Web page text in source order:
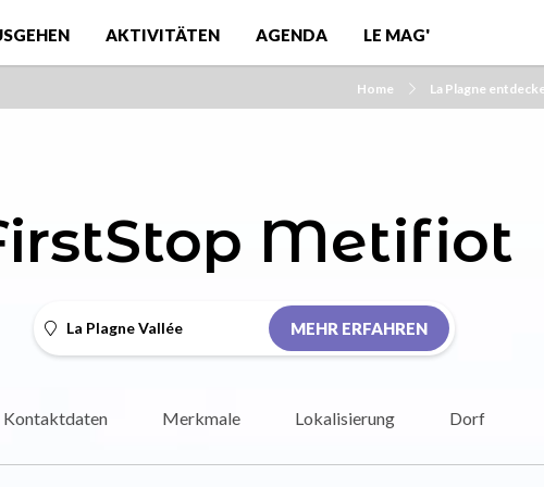
AKTIVITÄTEN AGENDA LE MAG'
Home La Plagne
Metifiot
La Plagne Vallée MEHR ERFAHREN
Kontaktdaten Merkmale Lokalisierung Dorf